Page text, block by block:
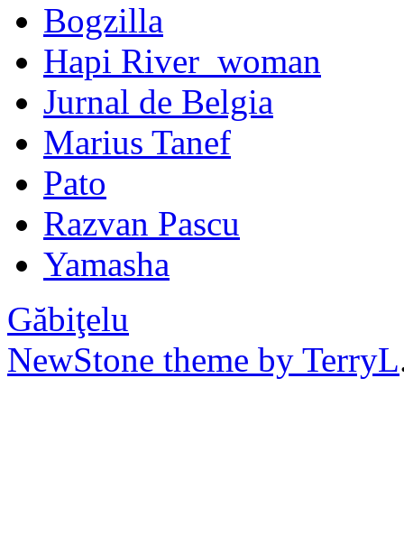
Bogzilla
Hapi River_woman
Jurnal de Belgia
Marius Tanef
Pato
Razvan Pascu
Yamasha
Găbiţelu
NewStone theme by TerryL